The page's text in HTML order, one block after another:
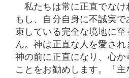
私たちは常に正直でなけ
もし、自分自身に不誠実
束している完全な境地に
ん。神は正直な人を愛され
神の前に正直になり、心か
ことをお勧めします。「